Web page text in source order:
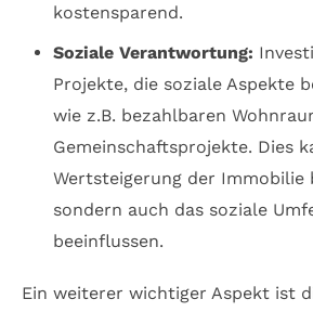
kostensparend.
Soziale Verantwortung:
Projekte, die soziale Aspekte
wie z.B. bezahlbaren
Gemeinschaftsprojekte. Dies
Wertsteigerung der Immobilie
sondern auch das soziale
beeinflussen.
Ein weiterer wichtiger Aspekt ist